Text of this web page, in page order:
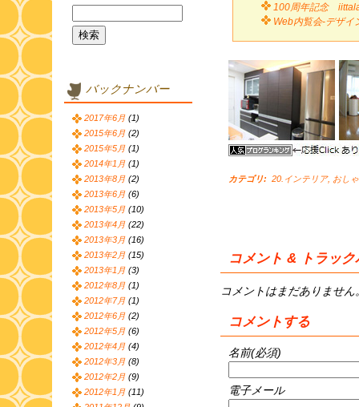
100周年記念
Web内覧会-デザイ
カテゴリ: 20.インテリア, おし
コメント & トラック
コメントはまだありません
コメントする
名前(必須)
電子メール
バックナンバー
2017年6月 (1)
2015年6月 (2)
2015年5月 (1)
2014年1月 (1)
2013年8月 (2)
2013年6月 (6)
2013年5月 (10)
2013年4月 (22)
2013年3月 (16)
2013年2月 (15)
2013年1月 (3)
2012年8月 (1)
2012年7月 (1)
2012年6月 (2)
2012年5月 (6)
2012年4月 (4)
2012年3月 (8)
2012年2月 (9)
2012年1月 (11)